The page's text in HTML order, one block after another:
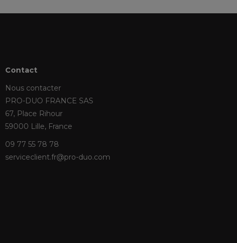
Contact
Nous contacter
PRO-DUO FRANCE SAS
67, Place Rihour
59000 Lille, France
09 77 55 78 78
serviceclient.fr@pro-duo.com